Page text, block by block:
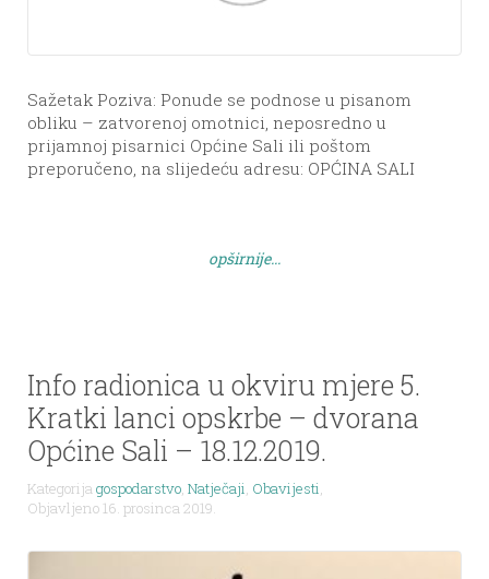
Sažetak Poziva: Ponude se podnose u pisanom
obliku – zatvorenoj omotnici, neposredno u
prijamnoj pisarnici Općine Sali ili poštom
preporučeno, na slijedeću adresu: OPĆINA SALI
opširnije...
Info radionica u okviru mjere 5.
Kratki lanci opskrbe – dvorana
Općine Sali – 18.12.2019.
Kategorijagospodarstvo, Natječaji, Obavijesti,
Objavljeno 16. prosinca 2019.